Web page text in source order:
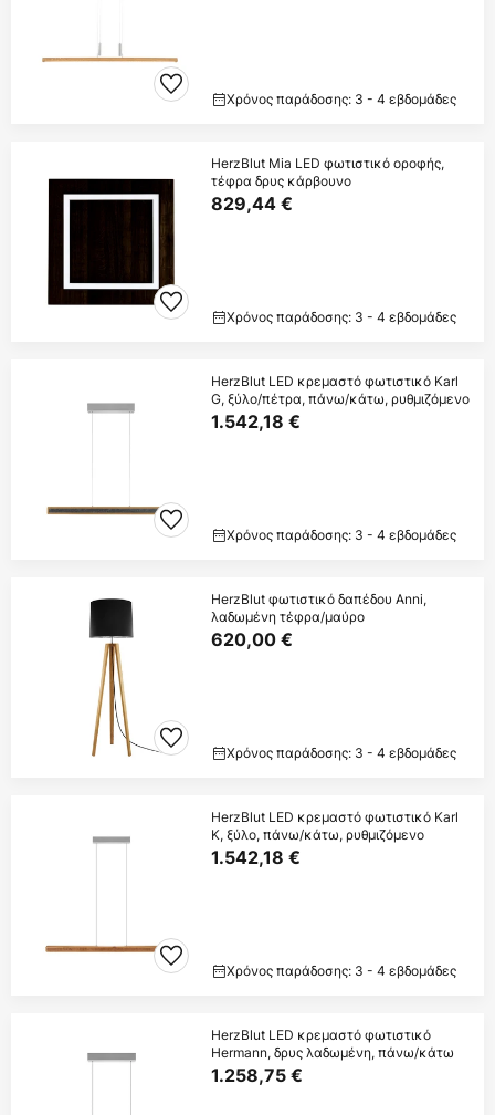
Χρόνος παράδοσης: 3 - 4 εβδομάδες
HerzBlut Mia LED φωτιστικό οροφής,
τέφρα δρυς κάρβουνο
829,44 €
Χρόνος παράδοσης: 3 - 4 εβδομάδες
HerzBlut LED κρεμαστό φωτιστικό Karl
G, ξύλο/πέτρα, πάνω/κάτω, ρυθμιζόμενο
1.542,18 €
Χρόνος παράδοσης: 3 - 4 εβδομάδες
HerzBlut φωτιστικό δαπέδου Anni,
λαδωμένη τέφρα/μαύρο
620,00 €
Χρόνος παράδοσης: 3 - 4 εβδομάδες
HerzBlut LED κρεμαστό φωτιστικό Karl
K, ξύλο, πάνω/κάτω, ρυθμιζόμενο
1.542,18 €
Χρόνος παράδοσης: 3 - 4 εβδομάδες
HerzBlut LED κρεμαστό φωτιστικό
Hermann, δρυς λαδωμένη, πάνω/κάτω
1.258,75 €